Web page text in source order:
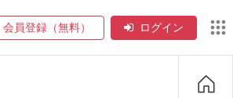
会員登録（無料） ログイン